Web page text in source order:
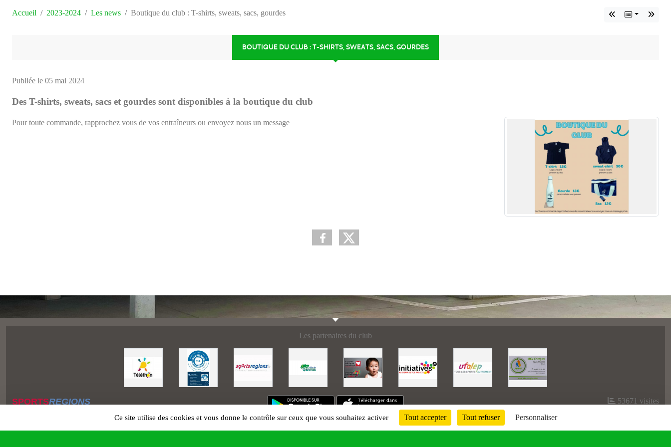
Accueil 2023-2024 Les news Boutique du club : T-shirts, sweats, sacs, gourdes
BOUTIQUE DU CLUB : T-SHIRTS, SWEATS, SACS, GOURDES
Publiée le 05 mai 2024
Des T-shirts, sweats, sacs et gourdes sont disponibles à la boutique du club
Pour toute commande, rapprochez vous de vos entraîneurs ou envoyez nous un message
Les partenaires du club
SPORTSREGIONS 53671 visites
Ce site utilise des cookies et vous donne le contrôle sur ceux que vous souhaitez activer Tout accepter Tout refuser Personnaliser